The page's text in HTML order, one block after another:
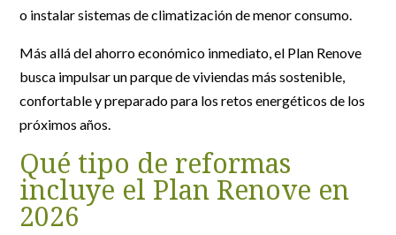
o instalar sistemas de climatización de menor consumo.
Más allá del ahorro económico inmediato, el Plan Renove
busca impulsar un parque de viviendas más sostenible,
confortable y preparado para los retos energéticos de los
próximos años.
Qué tipo de reformas
incluye el Plan Renove en
2026